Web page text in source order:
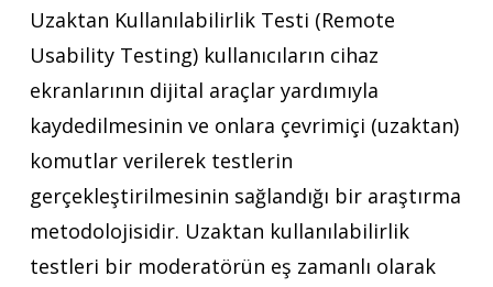
Uzaktan Kullanılabilirlik Testi (Remote
Usability Testing) kullanıcıların cihaz
ekranlarının dijital araçlar yardımıyla
kaydedilmesinin ve onlara çevrimiçi (uzaktan)
komutlar verilerek testlerin
gerçekleştirilmesinin sağlandığı bir araştırma
metodolojisidir. Uzaktan kullanılabilirlik
testleri bir moderatörün eş zamanlı olarak